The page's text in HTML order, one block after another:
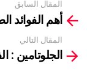
more
المقال السابق
أهم الفوائد
المقال التالي
الجلوتامين :